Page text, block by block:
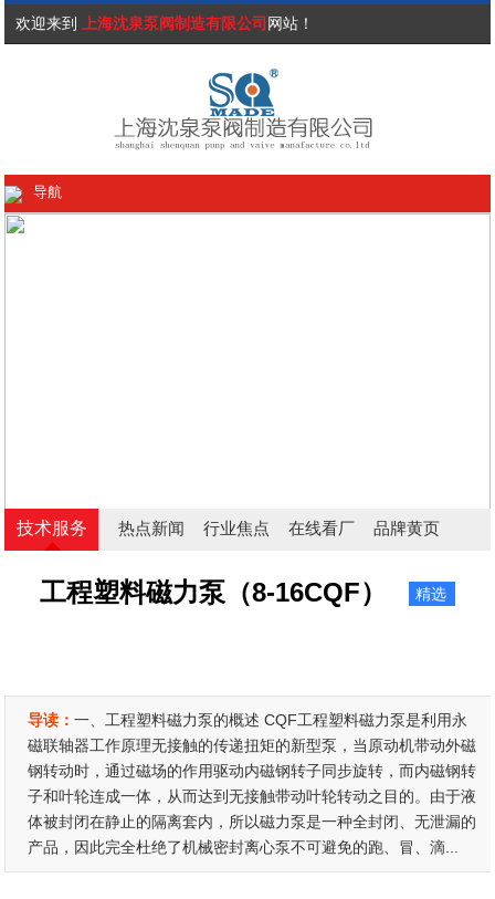
欢迎来到 上海沈泉泵阀制造有限公司 网站！
导航
技术服务 热点新闻 行业焦点 在线看厂 品牌黄页
工程塑料磁力泵（8-16CQF） 精选
导读：一、工程塑料磁力泵的概述 CQF工程塑料磁力泵是利用永
磁联轴器工作原理无接触的传递扭矩的新型泵，当原动机带动外磁
钢转动时，通过磁场的作用驱动内磁钢转子同步旋转，而内磁钢转
子和叶轮连成一体，从而达到无接触带动叶轮转动之目的。由于液
体被封闭在静止的隔离套内，所以磁力泵是一种全封闭、无泄漏的
产品，因此完全杜绝了机械密封离心泵不可避免的跑、冒、滴...